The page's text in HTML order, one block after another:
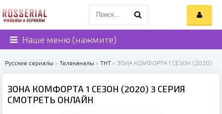
Наше меню (нажмите)
Русские сериалы » Телеканалы » ТНТ » ЗОНА КОМФОРТА 1 СЕЗОН (2020)
ЗОНА КОМФОРТА 1 СЕЗОН (2020) 3 СЕРИЯ
СМОТРЕТЬ ОНЛАЙН